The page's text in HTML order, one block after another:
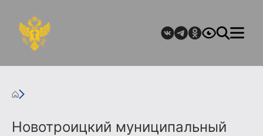
Новотроицкий муниципальный